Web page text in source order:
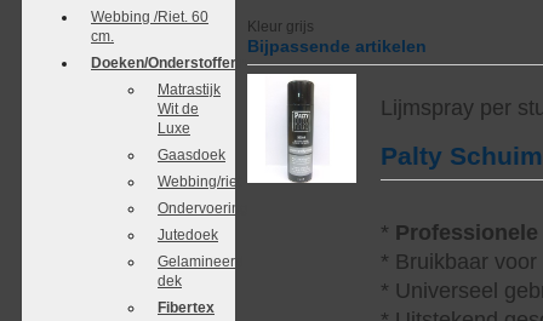
Webbing /Riet. 60
cm.
Doeken/Onderstoffering
Matrastijk
Wit de
Luxe
Gaasdoek
Webbing/riet
Ondervoering
Jutedoek
Gelamineerd
dek
Fibertex
Kleur grijs
Bijpassende artikelen
Lijmspray per
Palty
* Professionele
* Bruikbaar
* Universeel